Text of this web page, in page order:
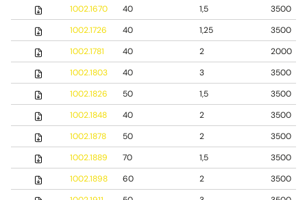
1002.1670
40 1,5
3500
1002.1726
40 1,25
3500
1002.1781
40 2
2000
1002.1803
40 3
3500
1002.1826
50 1,5
3500
1002.1848
40 2
3500
1002.1878
50 2
3500
1002.1889
70 1,5
3500
1002.1898
60 2
3500